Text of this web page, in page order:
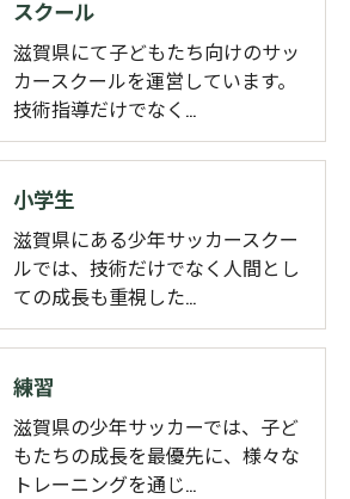
スクール
滋賀県にて子どもたち向けのサッ
カースクールを運営しています。
技術指導だけでなく…
小学生
滋賀県にある少年サッカースクー
ルでは、技術だけでなく人間とし
ての成長も重視した…
練習
滋賀県の少年サッカーでは、子ど
もたちの成長を最優先に、様々な
トレーニングを通じ…